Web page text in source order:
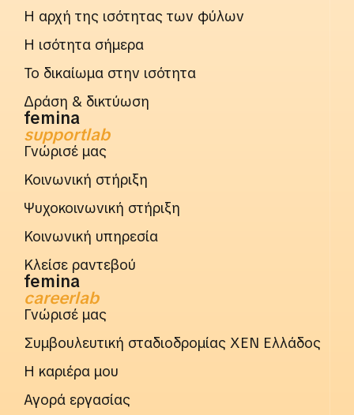
Η αρχή της ισότητας των φύλων
Η ισότητα σήμερα
Το δικαίωμα στην ισότητα
Δράση & δικτύωση
femina
supportlab
Γνώρισέ μας
Κοινωνική στήριξη
Ψυχοκοινωνική στήριξη
Κοινωνική υπηρεσία
Κλείσε ραντεβού
femina
careerlab
Γνώρισέ μας
Συμβουλευτική σταδιοδρομίας ΧΕΝ Ελλάδος
Η καριέρα μου
Αγορά εργασίας